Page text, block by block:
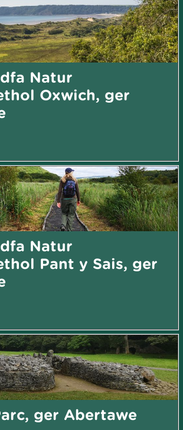
Natur
Oxwich, ger
Natur
Pant y Sais, ger
ger Abertawe